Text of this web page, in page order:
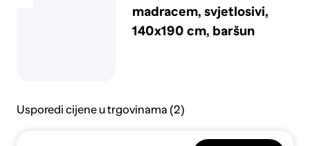
madracem, svjetlosivi,
140x190 cm, baršun
Usporedi cijene u trgovinama (2)